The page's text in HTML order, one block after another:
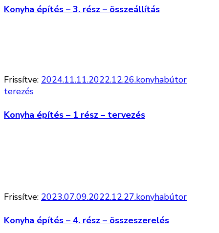
Konyha építés – 3. rész – összeállítás
Frissítve: 2024.11.11.2022.12.26.konyhabútor
terezés
Konyha építés – 1 rész – tervezés
Frissítve: 2023.07.09.2022.12.27.konyhabútor
Konyha építés – 4. rész – összeszerelés